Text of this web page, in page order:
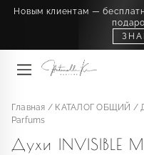
Новым клиентам —
Главная / КАТАЛОГ ОБЩИЙ /
Parfums
Духи INVISIBLE